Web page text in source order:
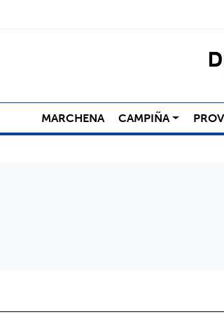
MARCHENA CAMPIÑA